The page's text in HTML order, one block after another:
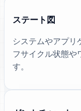
ステート図
システムやアプリ
フサイクル状態や
す。